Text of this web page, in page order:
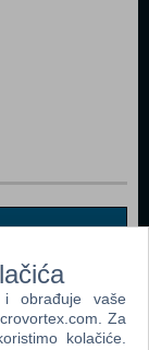
i obrađuje vaše
Za
kolačiće.